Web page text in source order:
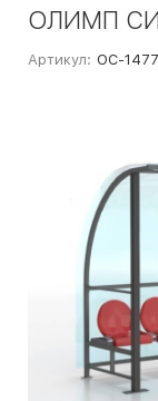
ОЛИМП
Артикул: ОС-